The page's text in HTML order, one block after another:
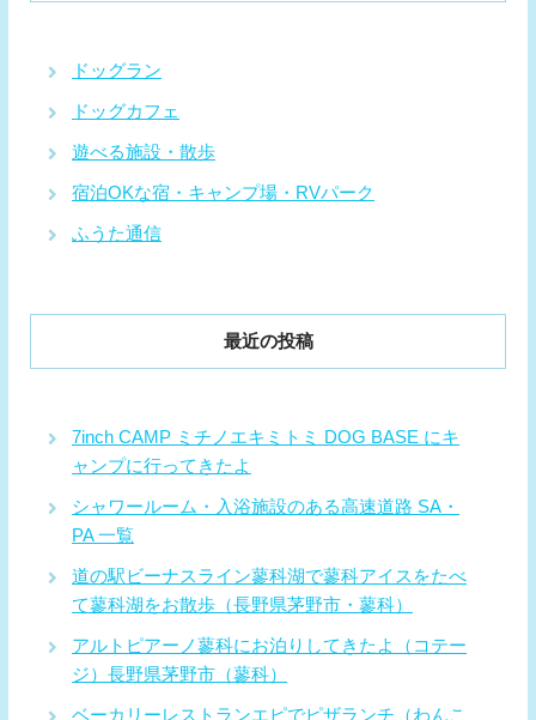
ドッグラン
ドッグカフェ
遊べる施設・散歩
宿泊OKな宿・キャンプ場・RVパーク
ふうた通信
最近の投稿
7inch CAMP ミチノエキミトミ DOG BASE にキ
ャンプに行ってきたよ
シャワールーム・入浴施設のある高速道路 SA・
PA 一覧
道の駅ビーナスライン蓼科湖で蓼科アイスをたべ
て蓼科湖をお散歩（長野県茅野市・蓼科）
アルトピアーノ蓼科にお泊りしてきたよ（コテー
ジ）長野県茅野市（蓼科）
ベーカリーレストランエピでピザランチ（わんこ